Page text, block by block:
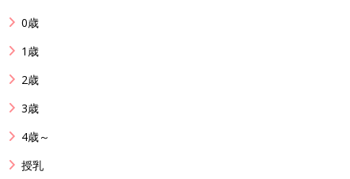
0歳
1歳
2歳
3歳
4歳～
授乳